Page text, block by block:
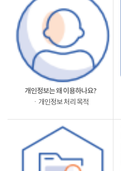
개인정보는 왜 이용하나요?
ㆍ개인정보 처리 목적